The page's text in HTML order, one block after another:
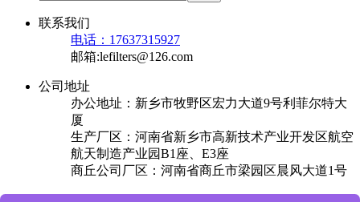
联系我们
电话：17637315927
邮箱:lefilters@126.com
公司地址
办公地址：新乡市牧野区宏力大道9号利菲尔特大
厦
生产厂区：河南省新乡市高新技术产业开发区航空
航天制造产业园B1座、E3座
商丘公司厂区：河南省商丘市梁园区晨风大道1号